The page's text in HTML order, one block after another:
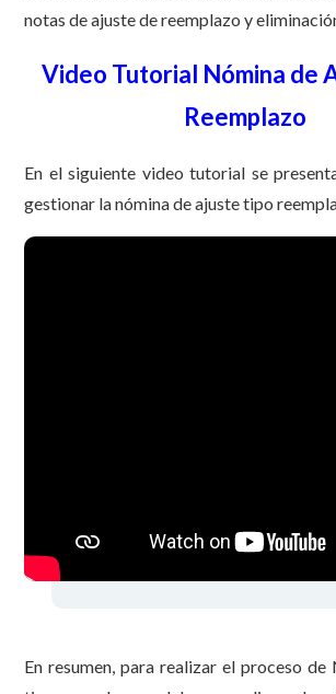
notas de ajuste de reemplazo y
Video Tutorial Nómina de
Reemplazo
En el siguiente video tutorial se
gestionar la nómina de ajuste tipo
En resumen, para realizar el proceso de